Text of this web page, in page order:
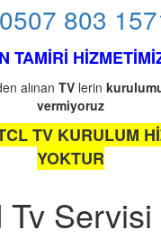
803
TAMİRİ
alınan TVlerin
vermiyoruz
TV KURULUM
YOKTUR